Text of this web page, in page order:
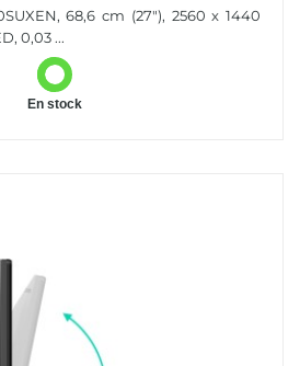
68,6 cm (27"), 2560 x 1440
0,03 ...
En stock